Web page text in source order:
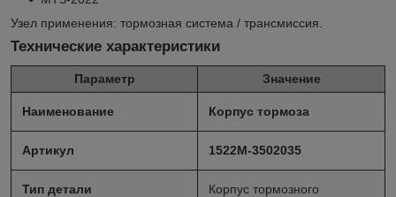
Узел применения: тормозная система / трансмиссия.
Технические характеристики
Параметр Значение
Наименование Корпус тормоза
Артикул 1522М-3502035
Тип детали
Корпус тормозного